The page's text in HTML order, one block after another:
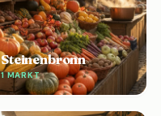
Steinenbronn
1 MARKT